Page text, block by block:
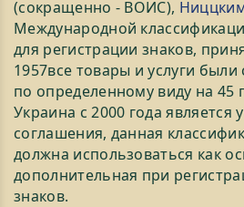
(сокращенно - ВОИС),
Международной
для регистрации знаков,
1957все товары и услуги
по определенному виду на 45
Украина с 2000 года является
соглашения, данная
должна использоваться как
дополнительная при
знаков.